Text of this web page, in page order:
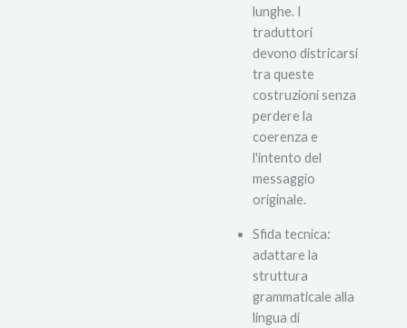
lunghe. I
traduttori
devono districarsi
tra queste
costruzioni senza
perdere la
coerenza e
l'intento del
messaggio
originale.
Sfida tecnica:
adattare la
struttura
grammaticale alla
lingua di